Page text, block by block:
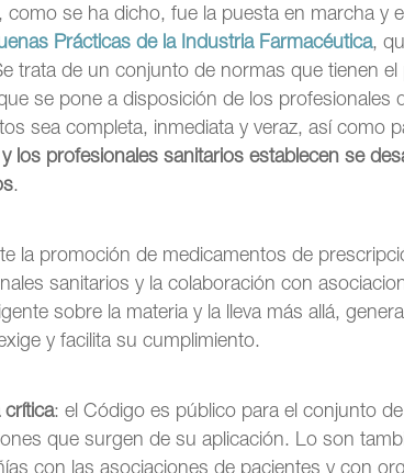
se ha dicho, fue la puesta en marcha y
Prácticas de la Industria Farmacéutica,
trata de un conjunto de normas que tienen
se pone a disposición de los profesionales
sea completa, inmediata y veraz, así como
los profesionales sanitarios establecen se
.
la promoción de medicamentos de
sanitarios y la colaboración con
sobre la materia y la lleva más allá,
y facilita su cumplimiento.
crítica: el Código es público para el conjunto
que surgen de su aplicación. Lo son